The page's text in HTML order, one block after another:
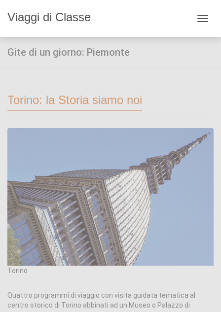
Viaggi di Classe
Gite di un giorno: Piemonte
Torino: la Storia siamo noi
Torino
Quattro programmi di viaggio con visita guidata tematica al
centro storico di Torino abbinati ad un Museo o Palazzo di